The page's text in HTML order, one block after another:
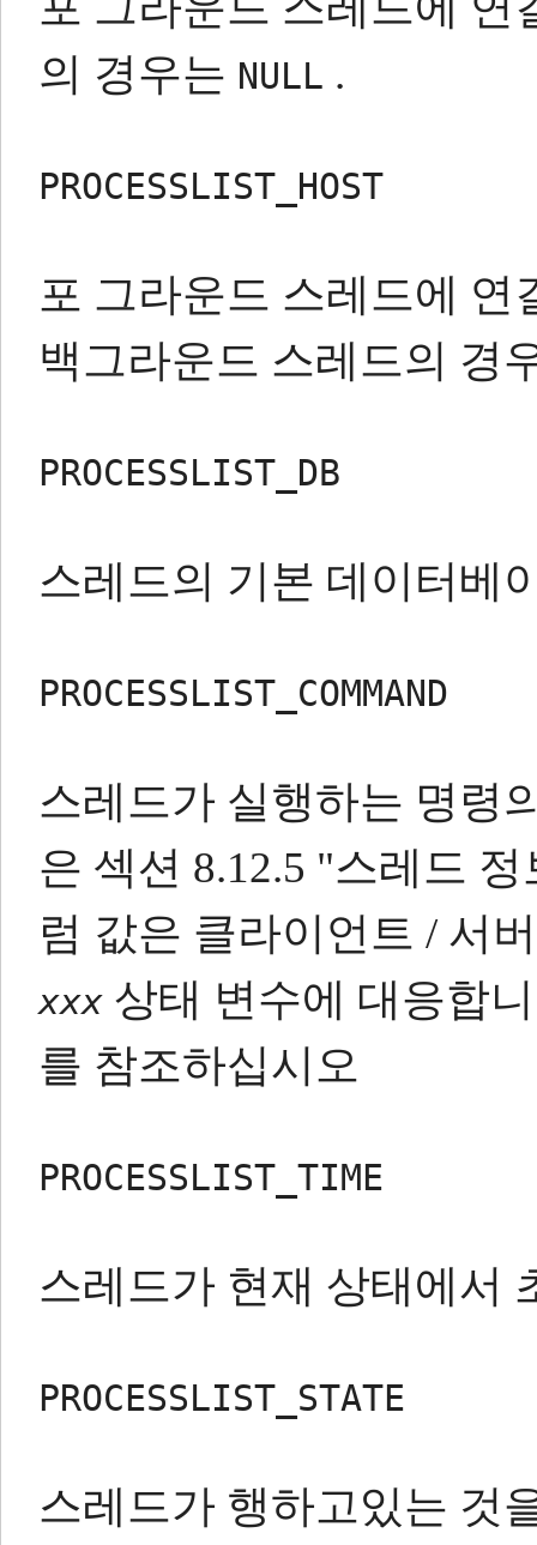
의 경우는 NULL .
PROCESSLIST_HOST
포 그라운드 스레드에
백그라운드 스레드의 경
PROCESSLIST_DB
스레드의 기본 데이터베
PROCESSLIST_COMMAND
스레드가 실행하는 명령
은 섹션 8.12.5 "스레드
럼 값은 클라이언트 / 서
xxx 상태 변수에 대응합
를 참조하십시오
PROCESSLIST_TIME
스레드가 현재 상태에서
PROCESSLIST_STATE
스레드가 행하고있는 것